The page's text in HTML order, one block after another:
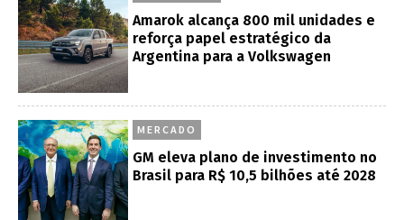
Amarok alcança 800 mil unidades e
reforça papel estratégico da
Argentina para a Volkswagen
MERCADO
GM eleva plano de investimento no
Brasil para R$ 10,5 bilhões até 2028